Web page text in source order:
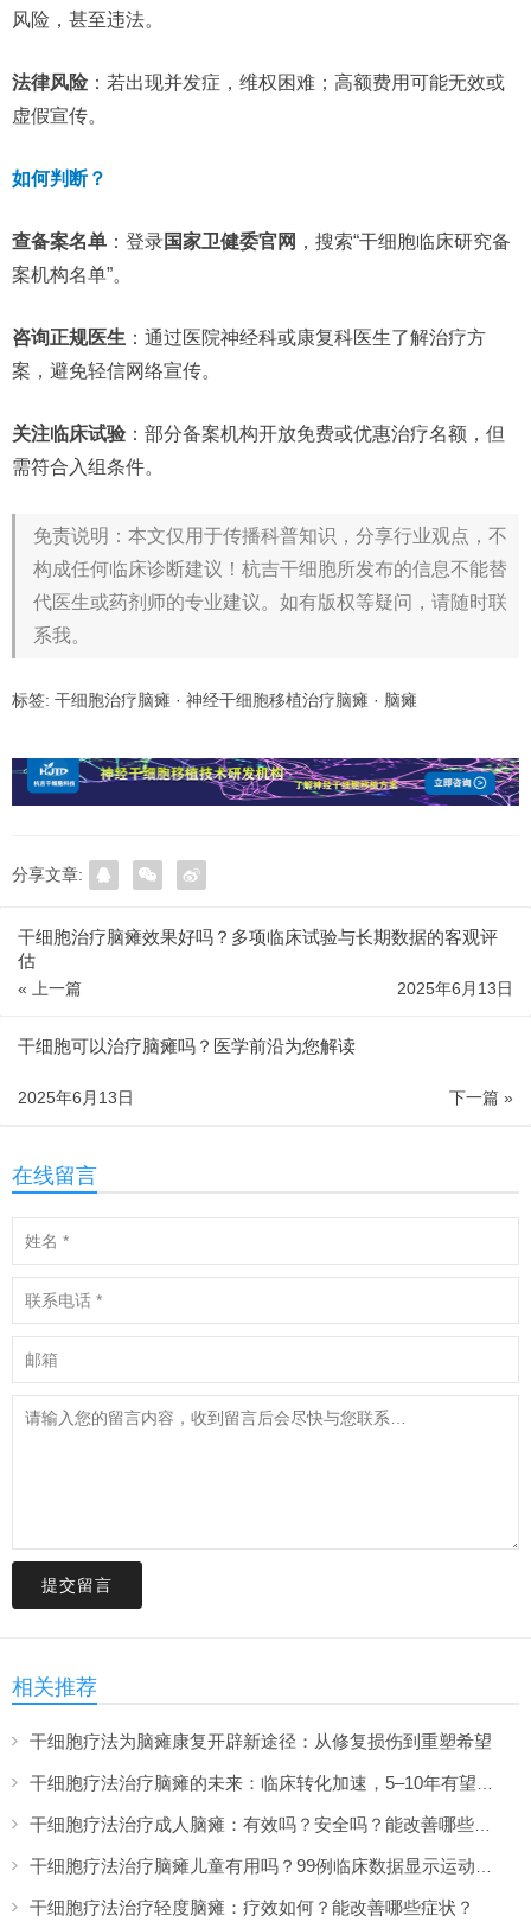
风险，甚至违法。
法律风险：若出现并发症，维权困难；高额费用可能无效或
虚假宣传。
如何判断？
查备案名单 ：登录国家卫健委官网 ，搜索“干细胞临床研究备
案机构名单”。
咨询正规医生 ：通过医院神经科或康复科医生了解治疗方
案，避免轻信网络宣传。
关注临床试验 ：部分备案机构开放免费或优惠治疗名额，但
需符合入组条件。
免责说明：本文仅用于传播科普知识，分享行业观点，不
构成任何临床诊断建议！杭吉干细胞所发布的信息不能替
代医生或药剂师的专业建议。如有版权等疑问，请随时联
系我。
标签: 干细胞治疗脑瘫 · 神经干细胞移植治疗脑瘫 · 脑瘫
分享文章:
干细胞治疗脑瘫效果好吗？多项临床试验与长期数据的客观评
估
« 上一篇 2025年6月13日
干细胞可以治疗脑瘫吗？医学前沿为您解读
下一篇 »
2025年6月13日
在线留言
提交留言
相关推荐
干细胞疗法为脑瘫康复开辟新途径：从修复损伤到重塑希望
干细胞疗法治疗脑瘫的未来：临床转化加速，5–10年有望上市
干细胞疗法治疗成人脑瘫：有效吗？安全吗？能改善哪些症状？
干细胞疗法治疗脑瘫儿童有用吗？99例临床数据显示运动功能提升超两倍
干细胞疗法治疗轻度脑瘫：疗效如何？能改善哪些症状？